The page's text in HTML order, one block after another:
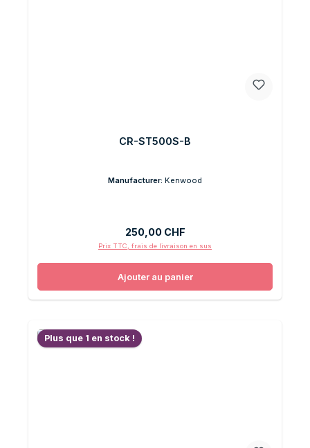
CR-ST500S-B
Manufacturer: Kenwood
Prix régulier :
250,00 CHF
Prix TTC, frais de livraison en sus
Ajouter au panier
Plus que 1 en stock !